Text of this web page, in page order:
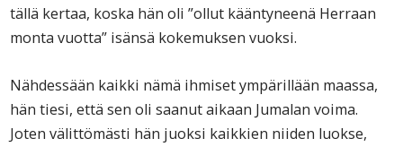
tällä kertaa, koska hän oli ”ollut kääntyneenä Herraan
monta vuotta” isänsä kokemuksen vuoksi.
Nähdessään kaikki nämä ihmiset ympärillään maassa,
hän tiesi, että sen oli saanut aikaan Jumalan voima.
Joten välittömästi hän juoksi kaikkien niiden luokse,